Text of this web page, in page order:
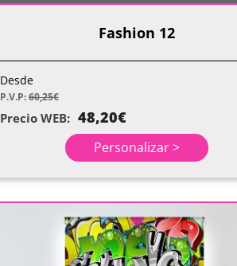
Fashion 12
Desde
P.V.P:60,25€
Precio WEB: 48,20€
Personalizar >